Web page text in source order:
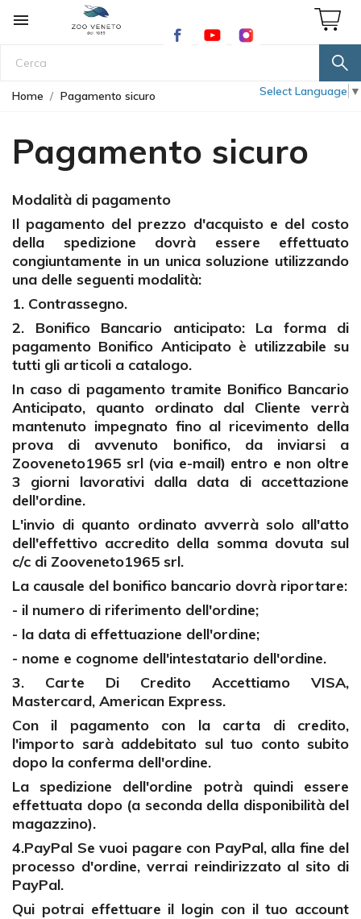
Select Language ▼

Home Pagamento sicuro
Pagamento sicuro
Modalità di pagamento
Il pagamento del prezzo d'acquisto e del costo
della spedizione dovrà essere effettuato
congiuntamente in un unica soluzione utilizzando
una delle seguenti modalità:
1. Contrassegno.
2. Bonifico Bancario anticipato: La forma di
pagamento Bonifico Anticipato è utilizzabile su
tutti gli articoli a catalogo.
In caso di pagamento tramite Bonifico Bancario
Anticipato, quanto ordinato dal Cliente verrà
mantenuto impegnato fino al ricevimento della
prova di avvenuto bonifico, da inviarsi a
Zooveneto1965 srl (via e-mail) entro e non oltre
3 giorni lavorativi dalla data di accettazione
dell'ordine.
L'invio di quanto ordinato avverrà solo all'atto
dell'effettivo accredito della somma dovuta sul
c/c di Zooveneto1965 srl.
La causale del bonifico bancario dovrà riportare:
- il numero di riferimento dell'ordine;
- la data di effettuazione dell'ordine;
- nome e cognome dell'intestatario dell'ordine.
3. Carte Di Credito Accettiamo VISA,
Mastercard, American Express.
Con il pagamento con la carta di credito,
l'importo sarà addebitato sul tuo conto subito
dopo la conferma dell'ordine.
La spedizione dell'ordine potrà quindi essere
effettuata dopo (a seconda della disponibilità del
magazzino).
4.PayPal Se vuoi pagare con PayPal, alla fine del
processo d'ordine, verrai reindirizzato al sito di
PayPal.
Qui potrai effettuare il login con il tuo account